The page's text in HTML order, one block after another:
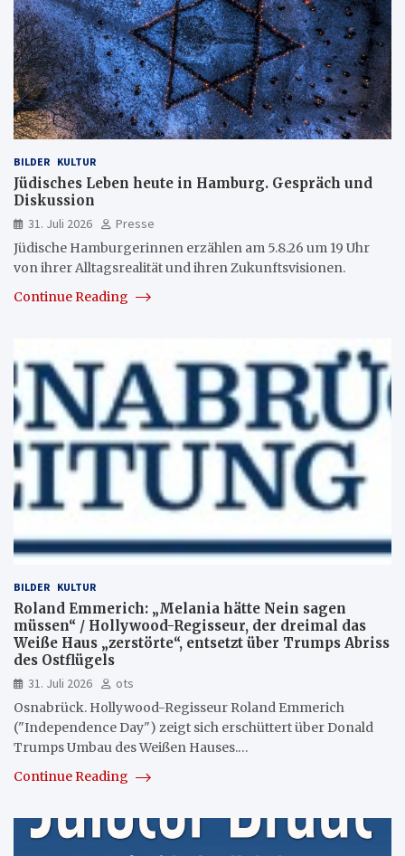
BILDER KULTUR
Jüdisches Leben heute in Hamburg. Gespräch und
Diskussion
31. Juli 2026
Presse
Jüdische Hamburgerinnen erzählen am 5.8.26 um 19 Uhr
von ihrer Alltagsrealität und ihren Zukunftsvisionen.
Continue Reading
BILDER KULTUR
Roland Emmerich: „Melania hätte Nein sagen
müssen“ / Hollywood-Regisseur, der dreimal das
Weiße Haus „zerstörte“, entsetzt über Trumps Abriss
des Ostflügels
31. Juli 2026
ots
Osnabrück. Hollywood-Regisseur Roland Emmerich
("Independence Day") zeigt sich erschüttert über Donald
Trumps Umbau des Weißen Hauses.…
Continue Reading